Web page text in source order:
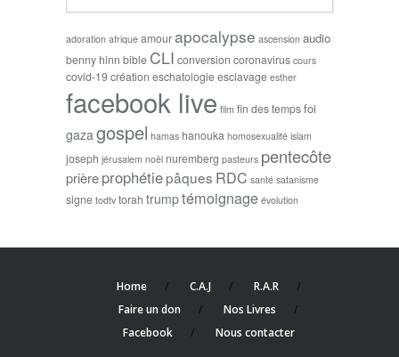
adoration afrique amourapocalypse ascension audio
benny hinn bible CLI conversion coronavirus cours
covid-19création eschatologieesclavage esther
facebook live film fin des tempsfoi
gaza gospel hamas hanouka homosexualité islam
joseph jérusalem noël nuremberg pasteurs pentecôte
prièreprophétiepâques RDC santé satanisme
signe todtv torah trumptémoignage évolution
Home C.A.J
R.A.R
Faire un don
Nos Livres
Facebook
Nous contacter